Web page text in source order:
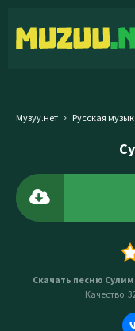
Музуу.нет Русская
Скачать песню
Качество: